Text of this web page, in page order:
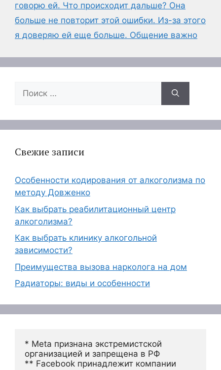
говорю ей. Что происходит дальше? Она
больше не повторит этой ошибки. Из-за этого
я доверяю ей еще больше. Общение важно
Поиск:
Свежие записи
Особенности кодирования от алкоголизма по
методу Довженко
Как выбрать реабилитационный центр
алкоголизма?
Как выбрать клинику алкогольной
зависимости?
Преимущества вызова нарколога на дом
Радиаторы: виды и особенности
* Meta признана экстремистской
организацией и запрещена в РФ
** Facebook принадлежит компании